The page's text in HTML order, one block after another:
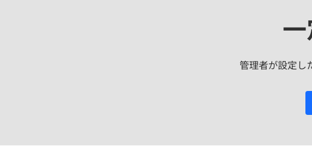
管理者が設定し